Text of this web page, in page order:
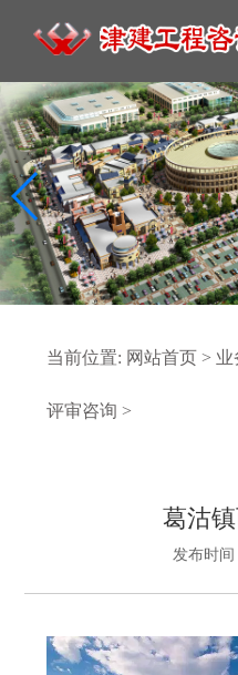
当前位置: 网站首页 > 业
评审咨询 >
葛沽
发布时间